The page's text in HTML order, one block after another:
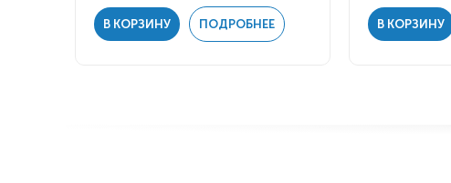
В КОРЗИНУ ПОДРОБНЕЕ В КОРЗИНУ